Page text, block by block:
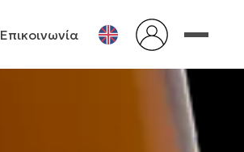
Επικοινωνία